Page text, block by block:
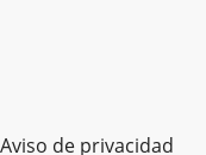
Aviso de privacidad